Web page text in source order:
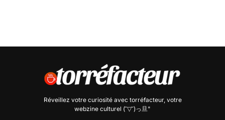
Réveillez votre curiosité avec torréfacteur, votre
webzine culturel (˘▽˘)っ旦"